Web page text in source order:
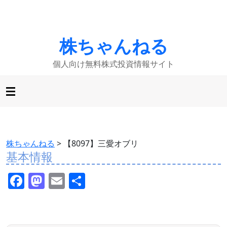
株ちゃんねる
個人向け無料株式投資情報サイト
株ちゃんねる > 【8097】三愛オブリ
基本情報
F M E